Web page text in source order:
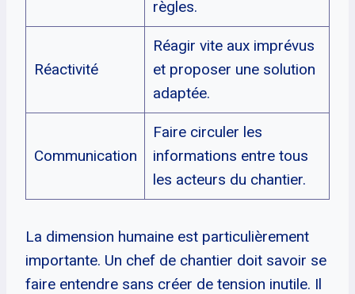
règles.
Réactivité
Réagir vite aux imprévus
et proposer une solution
adaptée.
Communication
Faire circuler les
informations entre tous
les acteurs du chantier.
La dimension humaine est particulièrement
importante. Un chef de chantier doit savoir se
faire entendre sans créer de tension inutile. Il